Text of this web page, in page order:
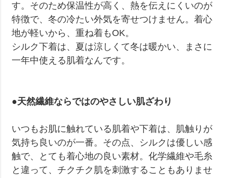
す。そのため保温性が高く、熱を伝えにくいのが
特徴で、冬の冷たい外気を寄せつけません。着心
地が軽いから、重ね着もOK。
シルク下着は、夏は涼しくて冬は暖かい、まさに
一年中使える肌着なんです。
●天然繊維ならではのやさしい肌ざわり
いつもお肌に触れている肌着や下着は、肌触りが
気持ち良いのが一番。その点、シルクは優しい感
触で、とても着心地の良い素材。化学繊維や毛糸
と違って、チクチク肌を刺激することもありませ